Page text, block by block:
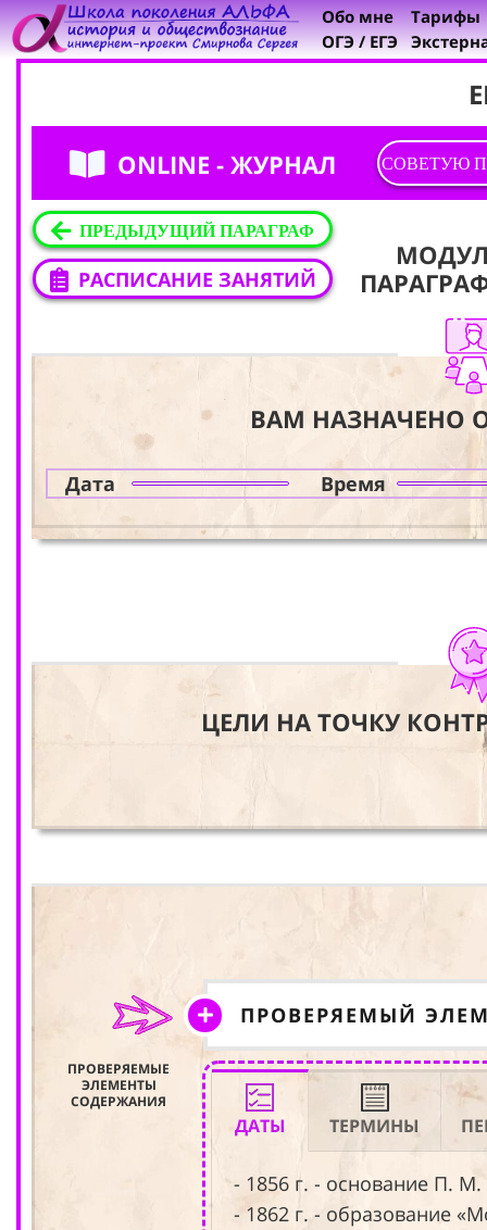
Обо мне
ОГЭ / ЕГЭ
Тарифы
ONLINE - ЖУРНАЛ СОВЕТУЮ
ПРЕДЫДУЩИЙ ПАРАГРАФ
РАСПИСАНИЕ ЗАНЯТИЙ
ВАМ НАЗНАЧЕНО
Дата Время
ЦЕЛИ НА ТОЧКУ
ПРОВЕРЯЕМЫЙ
ПРОВЕРЯЕМЫЕ
ЭЛЕМЕНТЫ
СОДЕРЖАНИЯ
ДАТЫ ТЕРМИНЫ
- 1856 г. - основание П. М.
- 1862 г. - образование